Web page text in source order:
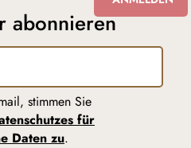
abonnieren
stimmen Sie
für
Daten zu.